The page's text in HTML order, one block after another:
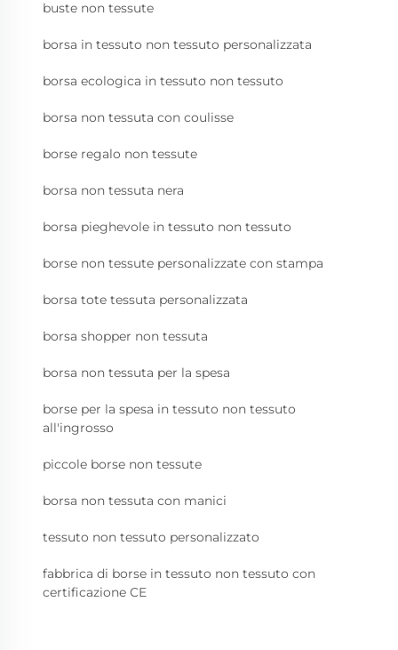
buste non tessute
borsa in tessuto non tessuto personalizzata
borsa ecologica in tessuto non tessuto
borsa non tessuta con coulisse
borse regalo non tessute
borsa non tessuta nera
borsa pieghevole in tessuto non tessuto
borse non tessute personalizzate con stampa
borsa tote tessuta personalizzata
borsa shopper non tessuta
borsa non tessuta per la spesa
borse per la spesa in tessuto non tessuto
all'ingrosso
piccole borse non tessute
borsa non tessuta con manici
tessuto non tessuto personalizzato
fabbrica di borse in tessuto non tessuto con
certificazione CE